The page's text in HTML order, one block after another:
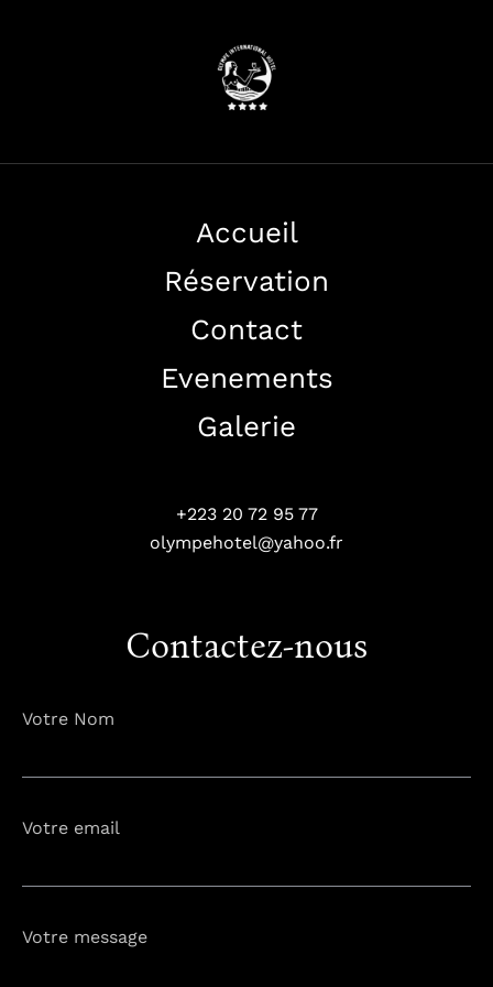
Contactez-nous
Votre Nom
Votre email
Votre message
Accueil
Réservation
Contact
Evenements
Galerie
+223 20 72 95 77
olympehotel@yahoo.fr